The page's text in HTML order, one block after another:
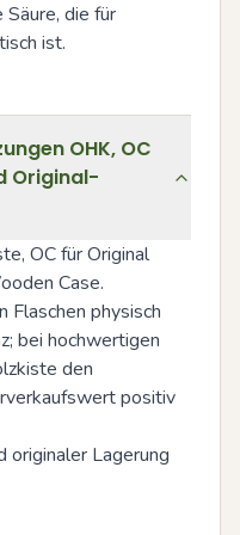
die für
ist.
OHK, OC
Original-
OC für Original
Case.
Flaschen physisch
bei hochwertigen
den
positiv
originaler Lagerung